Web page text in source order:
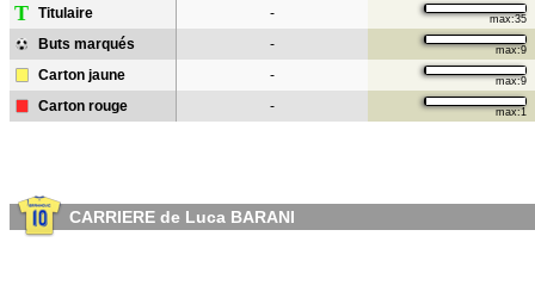
T Titulaire - max:35
Buts marqués - max:9
Carton jaune - max:9
Carton rouge - max:1
CARRIERE de Luca BARANI